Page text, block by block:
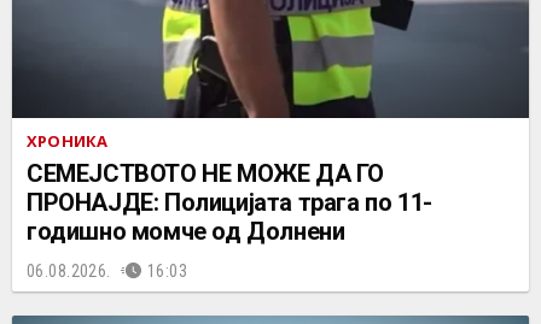
ХРОНИКА
СЕМЕЈСТВОТО НЕ МОЖЕ ДА ГО
ПРОНАЈДЕ: Полицијата трага по 11-
годишно момче од Долнени
06.08.2026. 16:03